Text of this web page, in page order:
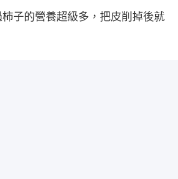
子的營養超級多，把皮削掉後就